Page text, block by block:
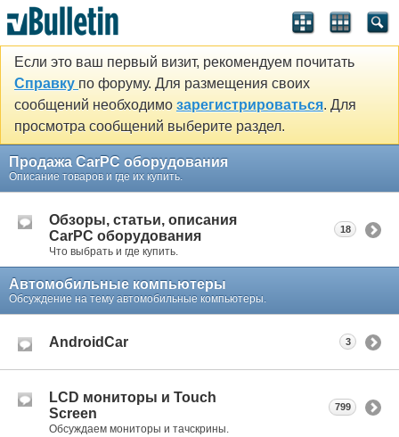
Если это ваш первый визит, рекомендуем почитать
Справку по форуму. Для размещения своих
сообщений необходимо зарегистрироваться. Для
просмотра сообщений выберите раздел.
Продажа CarPC оборудования
Описание товаров и где их купить.
Обзоры, статьи, описания
CarPC оборудования
Что выбрать и где купить.
18
Автомобильные компьютеры
Обсуждение на тему автомобильные компьютеры.
AndroidCar 3
LCD мониторы и Touch
Screen
Обсуждаем мониторы и тачскрины.
799